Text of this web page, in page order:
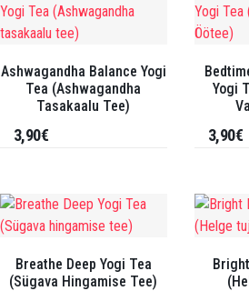
Ashwagandha Balance Yogi
Tea (Ashwagandha
Tasakaalu Tee)
3,90€
Yogi
3,90€
Breathe Deep Yogi Tea
(Sügava Hingamise Tee)